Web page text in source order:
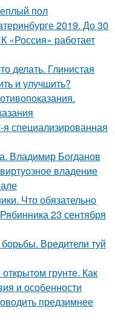
пол
2019. До 30
«Россия» работает
делать. Глинистая
и улучшить?
специализированная
Владимир Богданов
владение
Что обязательно
23 сентября
Вредители туй
грунте. Как
и особенности
предзимнее